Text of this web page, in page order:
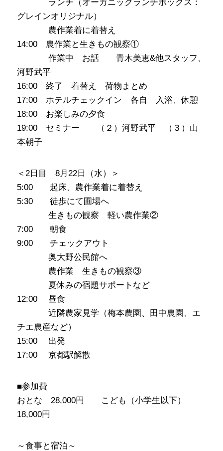
ランチ（オーガニックランチボックス：
グレインオリジナル）
農作業着に着替え
14:00 農作業と生きもの観察①
作業中 お話 青木美恵&他スタッフ、
河野武平
16:00 終了 着替え 荷物まとめ
17:00 ホテルチェックイン 各自 入浴、休憩
18:00 お楽しみの夕食
19:00 セミナー （２）河野武平 （３）山
本朝子
＜2日目 8月22日（水）＞
5:00 起床、農作業着に着替え
5:30 徒歩にて圃場へ
生きもの観察 軽い農作業②
7:00 朝食
9:00 チェックアウト
奥大野公民館へ
農作業 生きもの観察③
夏休みの宿題サポートなど
12:00 昼食
近隣農家見学（梅本農園、田中農園、エ
チエ農産など）
15:00 出発
17:00 京都駅解散
■参加費
おとな 28,000円 こども（小学生以下）
18,000円
～食事と宿泊～